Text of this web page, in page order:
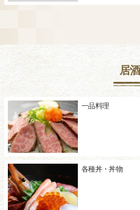
居
一品料理
各種丼・丼物